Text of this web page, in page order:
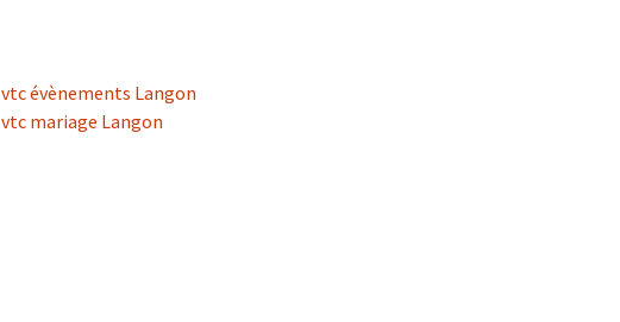
vtc évènements Langon
vtc mariage Langon